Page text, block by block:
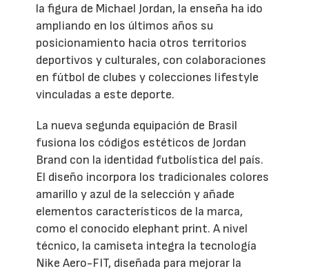
la figura de Michael Jordan, la enseña ha ido
ampliando en los últimos años su
posicionamiento hacia otros territorios
deportivos y culturales, con colaboraciones
en fútbol de clubes y colecciones lifestyle
vinculadas a este deporte.
La nueva segunda equipación de Brasil
fusiona los códigos estéticos de Jordan
Brand con la identidad futbolística del país.
El diseño incorpora los tradicionales colores
amarillo y azul de la selección y añade
elementos característicos de la marca,
como el conocido elephant print. A nivel
técnico, la camiseta integra la tecnología
Nike Aero-FIT, diseñada para mejorar la